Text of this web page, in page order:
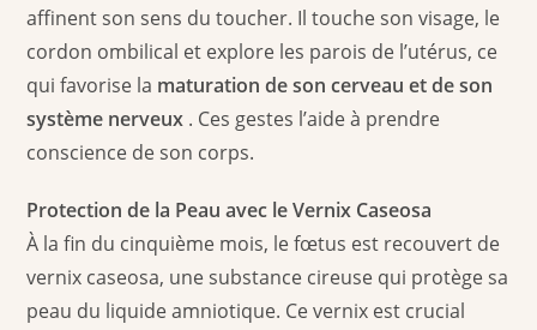
affinent son sens du toucher. Il touche son visage, le
cordon ombilical et explore les parois de l’utérus, ce
qui favorise la maturation de son cerveau et de son
système nerveux . Ces gestes l’aide à prendre
conscience de son corps.
Protection de la Peau avec le Vernix Caseosa
À la fin du cinquième mois, le fœtus est recouvert de
vernix caseosa, une substance cireuse qui protège sa
peau du liquide amniotique. Ce vernix est crucial